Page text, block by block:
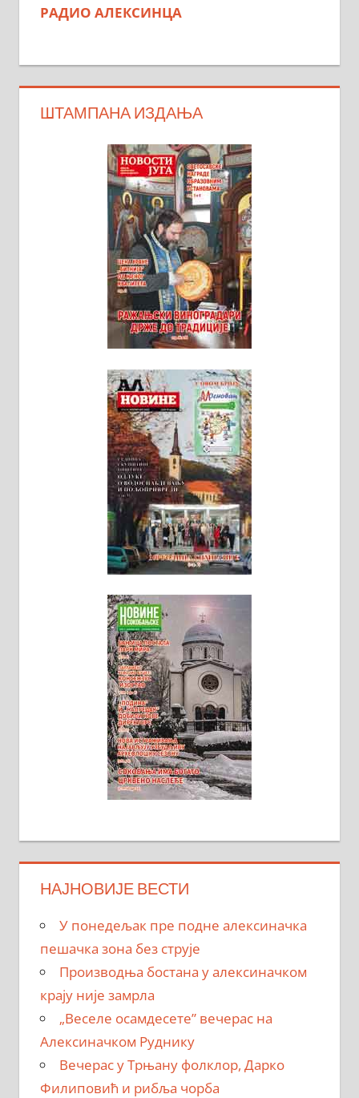
РАДИО АЛЕКСИНЦА
ШТАМПАНА ИЗДАЊА
НАЈНОВИЈЕ ВЕСТИ
У понедељак пре подне алексиначка
пешачка зона без струје
Производња бостана у алексиначком
крају није замрла
„Веселе осамдесете” вечерас на
Алексиначком Руднику
Вечерас у Трњану фолклор, Дарко
Филиповић и рибља чорба